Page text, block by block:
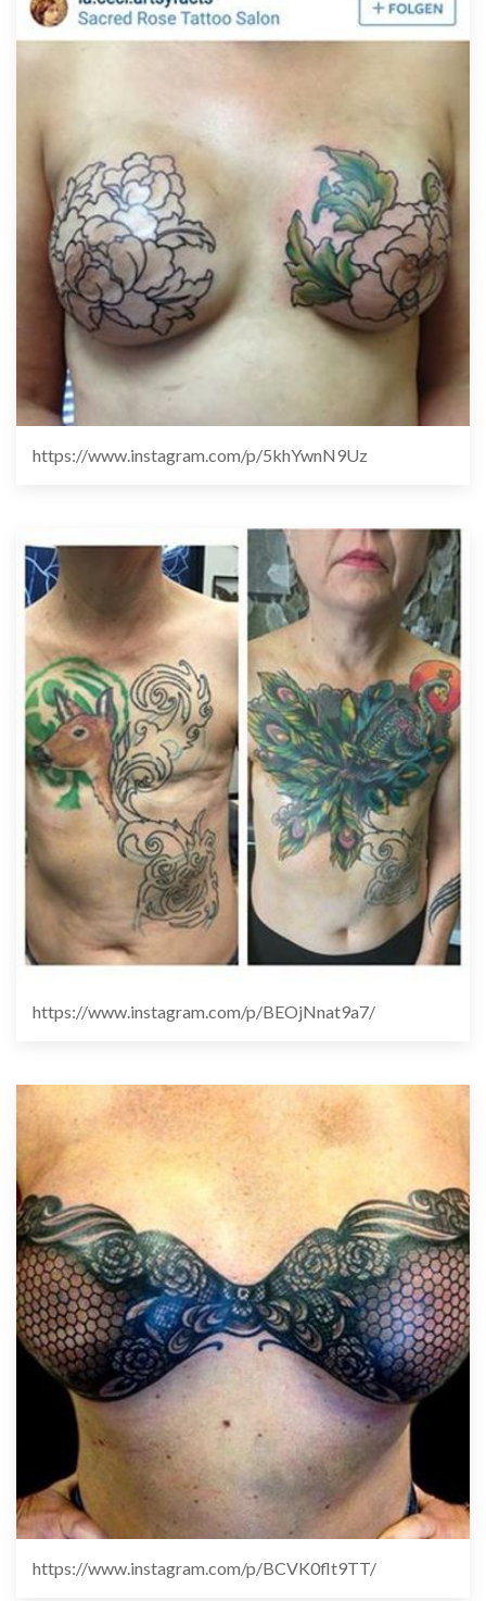
https://www.instagram.com/p/5khYwnN9Uz
https://www.instagram.com/p/BEOjNnat9a7/
https://www.instagram.com/p/BCVK0flt9TT/